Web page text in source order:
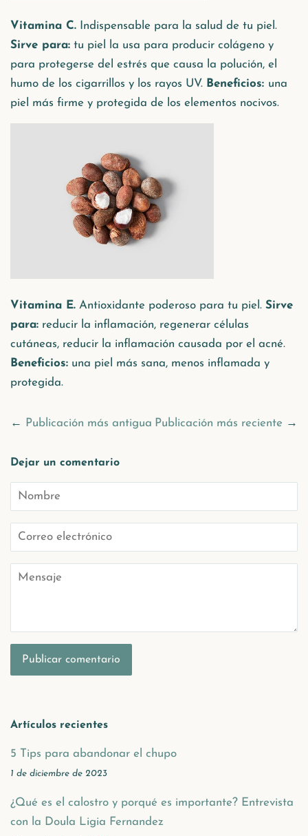
Vitamina C. Indispensable para la salud de tu piel.
Sirve para: tu piel la usa para producir colágeno y
para protegerse del estrés que causa la polución, el
humo de los cigarrillos y los rayos UV. Beneficios: una
piel más firme y protegida de los elementos nocivos.
Vitamina E. Antioxidante poderoso para tu piel. Sirve
para: reducir la inflamación, regenerar células
cutáneas, reducir la inflamación causada por el acné.
Beneficios: una piel más sana, menos inflamada y
protegida.
← Publicación más antigua Publicación más reciente →
Dejar un comentario
Nombre
Correo
electrónico
Mensaje
Artículos recientes
5 Tips para abandonar el chupo
1 de diciembre de 2023
¿Qué es el calostro y porqué es importante? Entrevista
con la Doula Ligia Fernandez